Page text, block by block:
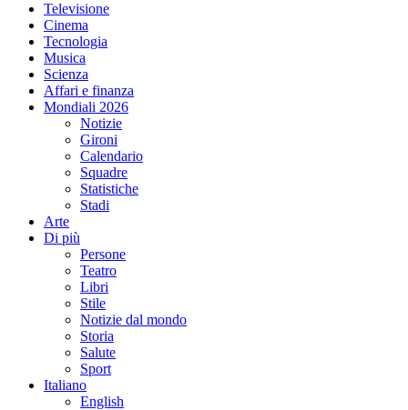
Televisione
Cinema
Tecnologia
Musica
Scienza
Affari e finanza
Mondiali 2026
Notizie
Gironi
Calendario
Squadre
Statistiche
Stadi
Arte
Di più
Persone
Teatro
Libri
Stile
Notizie dal mondo
Storia
Salute
Sport
Italiano
English